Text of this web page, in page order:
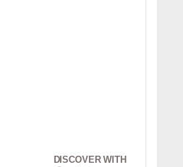
DISCOVER WITH